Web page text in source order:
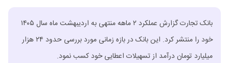
بانک تجارت گزارش عملکرد ۲ ماهه منتهی به اردیبهشت ماه سال ۱۴۰۵
خود را منتشر کرد. این بانک در بازه زمانی مورد بررسی حدود ۲۴ هزار
میلیارد تومان درآمد از تسهیلات اعطایی خود کسب نمود.